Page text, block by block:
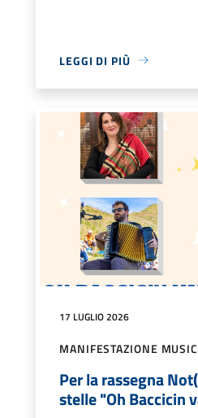
LEGGI DI PIÙ
17 LUGLIO 2026
MANIFESTAZIONE
Per la rassegna
stelle "Oh Baccicin